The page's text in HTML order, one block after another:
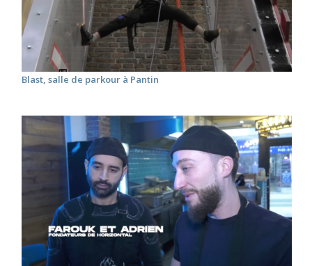
Blast, salle de parkour à Pantin